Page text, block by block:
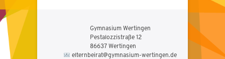
Gymnasium Wertingen
Pestalozzistraße 12
86637 Wertingen
elternbeirat@gymnasium-wertingen.de